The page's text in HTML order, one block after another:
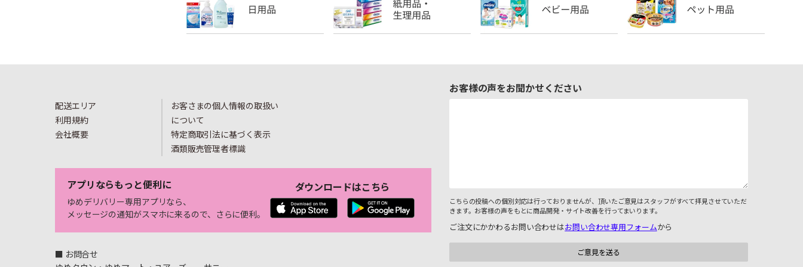
配送エリア
利用規約
会社概要
お客さまの個人情報の取扱い
について
特定商取引法に基づく表示
酒類販売管理者標識
アプリならもっと便利に
ゆめデリバリー専用アプリなら、
メッセージの通知がスマホに来るので、さらに便利。
ダウンロードはこちら
■ お問合せ
お客様の声をお聞かせください
こちらの投稿への個別対応は行っておりませんが、頂いたご意見はスタッフがすべて拝見させていただ
きます。お客様の声をもとに商品開発・サイト改善を行ってまいります。
ご注文にかかわるお問い合わせはお問い合わせ専用フォームから